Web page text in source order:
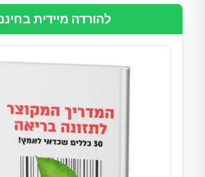
להורדה מיידית